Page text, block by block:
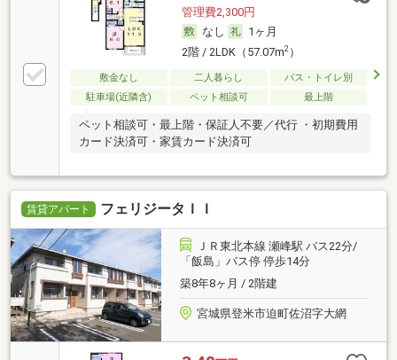
管理費2,300円
なし
1ヶ月
2階 / 2LDK（57.07m2）
敷金なし 二人暮らし
バス・トイレ別
駐車場(近隣含)
ペット相談可 最上階
ペット相談可・最上階・保証人不要／代行 ・初期費用
カード決済可・家賃カード決済可
賃貸アパート フェリジータＩＩ
ＪＲ東北本線 瀬峰駅 バス22分/
「飯島」バス停 停歩14分
築8年8ヶ月 / 2階建
宮城県登米市迫町佐沼字大網